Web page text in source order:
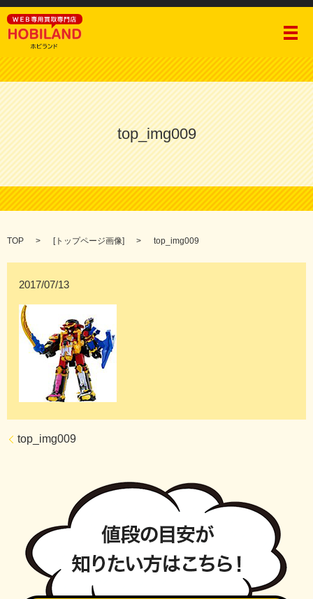
メ
top_img009
TOP [トップページ画像] top_img009
2017/07/13
top_img009